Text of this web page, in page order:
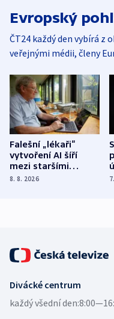
Evropský
ČT24 každý den vybírá z
veřejnými médii, členy
Falešní „lékaři“
vytvoření AI šíří
mezi staršími
Poláky nebezpečné
8. 8. 2026
Divácké centrum
každý všední den: